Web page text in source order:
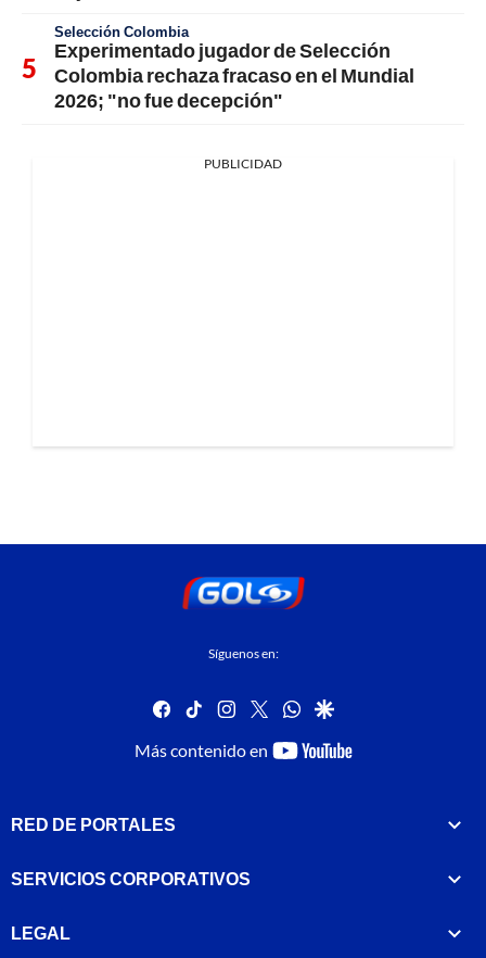
Selección Colombia
Experimentado jugador de Selección
Colombia rechaza fracaso en el Mundial
2026; "no fue decepción"
PUBLICIDAD
Síguenos en:
facebook
tiktok instagram
twitterwhatsapp
google
Más contenido en
youtube-
RED DE PORTALES
SERVICIOS CORPORATIVOS
LEGAL